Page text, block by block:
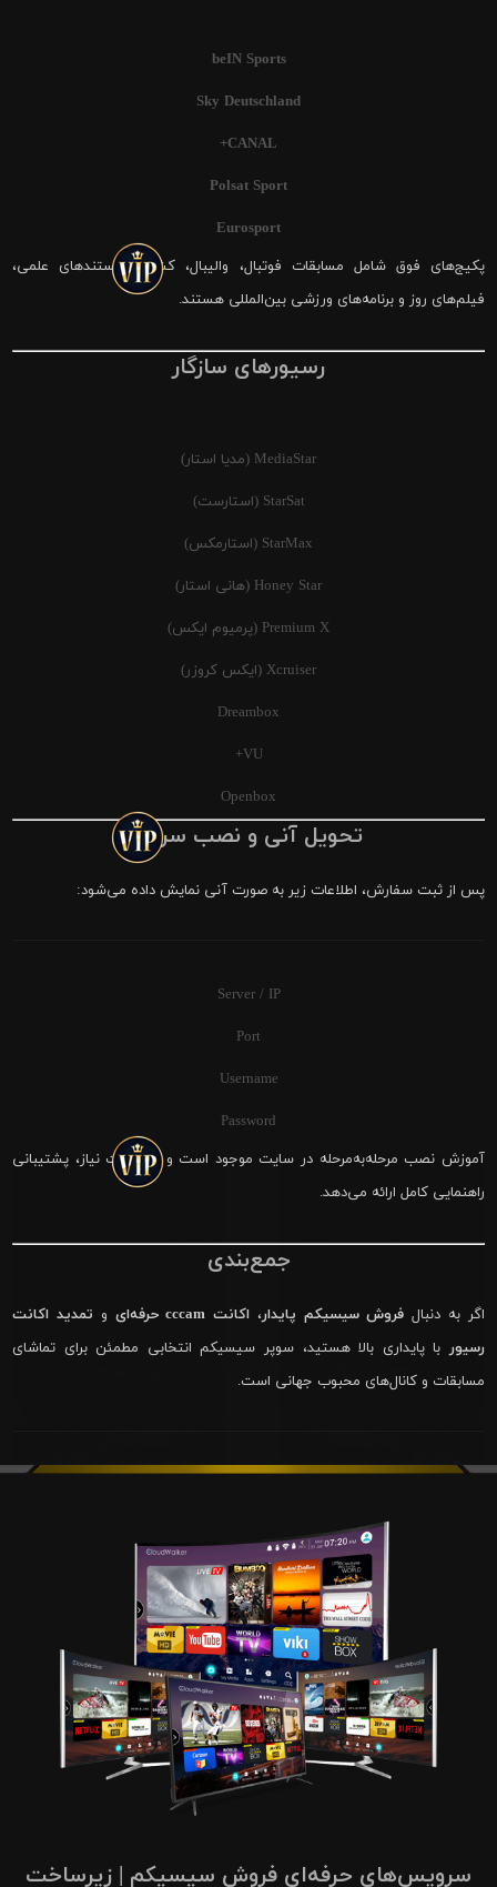
beIN Sports
Sky Deutschland
CANAL+
Polsat Sport
Eurosport
پکیج‌های فوق شامل مسابقات فوتبال، والیبال، کشتی، مستندهای علمی،
فیلم‌های روز و برنامه‌های ورزشی بین‌المللی هستند.
رسیورهای سازگار
MediaStar (مدیا استار)
StarSat (استارست)
StarMax (استارمکس)
Honey Star (هانی استار)
Premium X (پرمیوم ایکس)
Xcruiser (ایکس کروزر)
Dreambox
VU+
Openbox
تحویل آنی و نصب سریع
پس از ثبت سفارش، اطلاعات زیر به صورت آنی نمایش داده می‌شود:
Server / IP
Port
Username
Password
آموزش نصب مرحله‌به‌مرحله در سایت موجود است و در صورت نیاز، پشتیبانی
راهنمایی کامل ارائه می‌دهد.
جمع‌بندی
اگر به دنبال فروش سیسیکم پایدار، اکانت cccam حرفه‌ای و تمدید اکانت
رسیور با پایداری بالا هستید، سوپر سیسیکم انتخابی مطمئن برای تماشای
مسابقات و کانال‌های محبوب جهانی است.
سرویس‌های حرفه‌ای فروش سیسیکم | زیرساخت